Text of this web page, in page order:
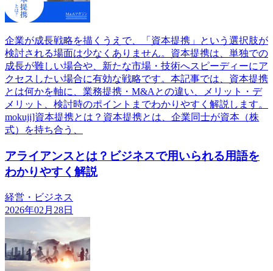
企業が成長戦略を描くうえで、「資本提携」という選択肢が
検討される場面は少なくありません。資本提携は、単独での
成長が難しい場合や、新たな市場・技術へスピーディーにア
クセスしたい場合に有効な戦略です。本記事では、資本提携
とは何かを軸に、業務提携・M&Aとの違い、メリット・デ
メリット、検討時のポイントまでわかりやすく解説します。
mokuji]資本提携とは？資本提携とは、企業同士が資本（株
式）を持ち合う、
アライアンスとは？ビジネスで用いられる用語を
わかりやすく解説
経営・ビジネス
2026年02月28日